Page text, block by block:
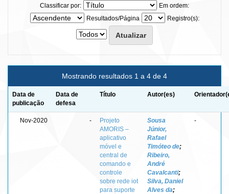
Classificar por:
Em ordem:
Resultados/Página
Registro(s):
Mostrando resultados 1 a 4 de 4
Data de
publicação
Data de
defesa
Título Autor(es)
Nov-2020 -
Projeto
AMORIS –
aplicativo
móvel e
central de
comando e
controle
sobre rede iot
para suporte
Sousa
Júnior,
Rafael
Timóteo de;
Ribeiro,
André
Cavalcanti;
Silva, Daniel
Alves da;
-